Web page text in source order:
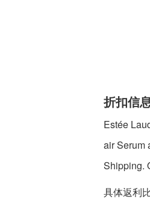
折扣信
Estée
air Serum
Shipping.
具体返利